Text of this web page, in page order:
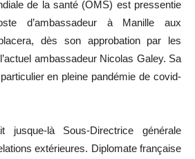
de la santé (OMS) est pressentie
d’ambassadeur à Manille aux
dès son approbation par les
ambassadeur Nicolas Galey. Sa
en pleine pandémie de covid-
jusque-là Sous-Directrice générale
extérieures. Diplomate française